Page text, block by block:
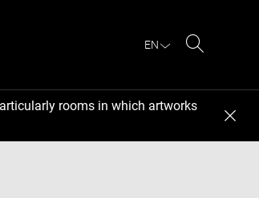
EN
rooms in which artworks